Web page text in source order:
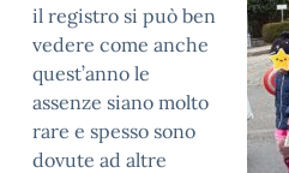
il registro si può ben
vedere come anche
quest’anno le
assenze siano molto
rare e spesso sono
dovute ad altre